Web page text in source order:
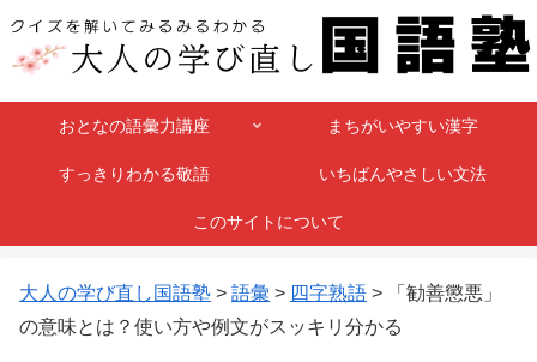
おとなの語彙力講座 まちがいやすい漢字
すっきりわかる敬語 いちばんやさしい文法
このサイトについて
大人の学び直し国語塾 > 語彙 > 四字熟語 >
「勧善懲悪」
の意味とは？使い方や例文がスッキリ分かる